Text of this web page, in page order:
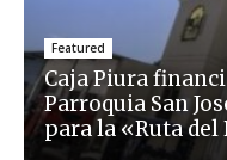
Featured
Caja Piura
Parroquia San
para la «Ruta del